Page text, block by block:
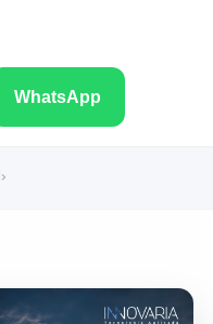
WhatsApp
›